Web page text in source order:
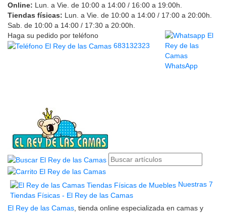
Online: Lun. a Vie. de 10:00 a 14:00 / 16:00 a 19:00h.
Tiendas físicas: Lun. a Vie. de 10:00 a 14:00 / 17:00 a 20:00h.
Sab. de 10:00 a 14:00 / 17:30 a 20:00h.
Haga su pedido por teléfono
683132323
WhatsApp
Nuestras 7
Tiendas Físicas - El Rey de las Camas
El Rey de las Camas , tienda online especializada en camas y